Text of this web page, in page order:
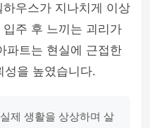
우스가 지나치게 이상
주 후 느끼는 괴리가
파트는 현실에 근접한
성을 높였습니다.
제 생활을 상상하며 살